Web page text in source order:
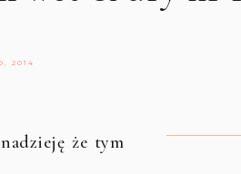
2014
że tym